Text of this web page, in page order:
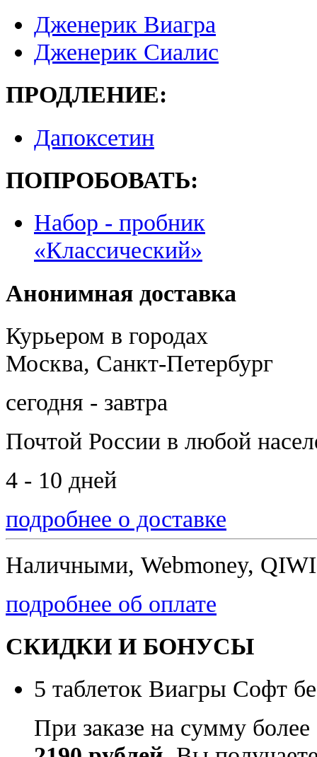
Дженерик Виагра
Дженерик Сиалис
ПРОДЛЕНИЕ:
Дапоксетин
ПОПРОБОВАТЬ:
Набор - пробник
«Классический»
Анонимная доставка
Курьером в городах
Москва, Санкт-Петербург
сегодня - завтра
Почтой России в любой
4 - 10 дней
подробнее о доставке
Наличными, Webmoney,
подробнее об оплате
СКИДКИ И БОНУСЫ
5 таблеток Виагры Софт
При заказе на сумму более